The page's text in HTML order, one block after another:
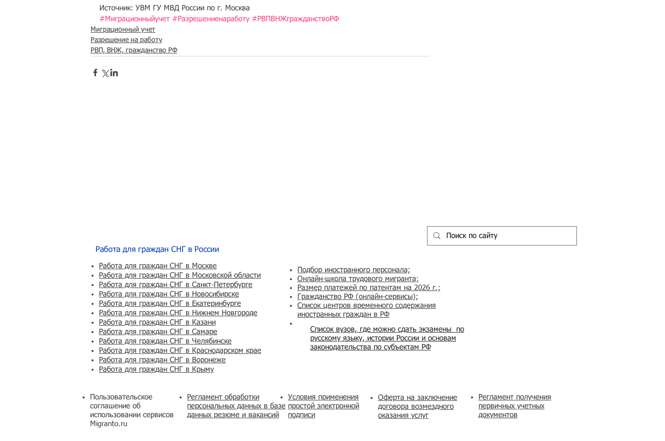
Источник: УВМ ГУ МВД России по г. Москва
#Миграционныйучет #Разрешениенаработу #РВПВНЖгражданствоРФ
Миграционный учет
Разрешение на работу
РВП, ВНЖ, гражданство РФ
Работа для граждан СНГ в России
Работа для граждан СНГ в Москве
Работа для граждан СНГ в Московской области
Работа для граждан СНГ в Санкт-Петербурге
Работа для граждан СНГ в Новосибирске
Работа для граждан СНГ в Екатеринбурге
Работа для граждан СНГ в Нижнем Новгороде
Работа для граждан СНГ в Казани
Работа для граждан СНГ в Самаре
Работа для граждан СНГ в Челябинске
Работа для граждан СНГ в Краснодарском крае
Работа для граждан СНГ в Воронеже
Работа для граждан СНГ в Крыму
Пользовательское
соглашение об
использовании сервисов
Migranto.ru
Регламент обработки
персональных данных в базе
данных резюме и вакансий
Список вузов, где можно сдать экзамены по
русскому языку, истории России и основам
законодательства по субъектам РФ
Подбор иностранного персонала;
Онлайн-школа трудового мигранта;
Размер платежей по патентам на 2026 г.;
Гражданство РФ (онлайн-сервисы);
Список центров временного содержания
иностранных граждан в РФ
Условия применения
простой электронной
подписи
​Оферта на заключение
договора возмездного
оказания услуг
Регламент получения
первичных учетных
документов